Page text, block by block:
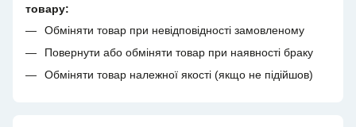
товару:
Обміняти товар при невідповідності замовленому
Повернути або обміняти товар при наявності браку
Обміняти товар належної якості (якщо не підійшов)